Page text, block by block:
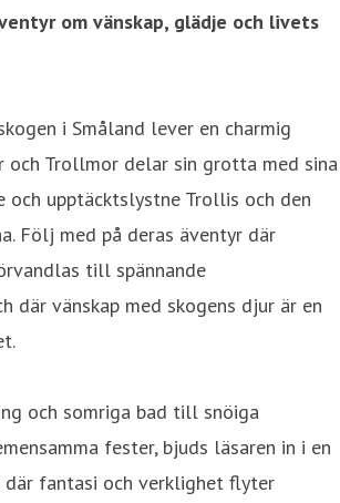
om vänskap, glädje och livets
i Småland lever en charmig
Trollmor delar sin grotta med sina
och upptäcktslystne Trollis och den
Följ med på deras äventyr där
till spännande
där vänskap med skogens djur är en
och somriga bad till snöiga
fester, bjuds läsaren in i en
fantasi och verklighet flyter